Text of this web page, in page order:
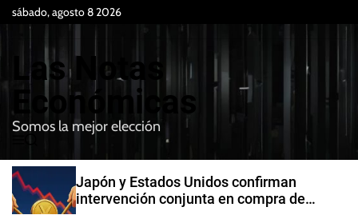
sábado, agosto 8 2026
Las Notas
Económicas
Somos la mejor elección
e
n
u
B
u
c
a
Japón y Estados Unidos confirman
intervención conjunta en compra de